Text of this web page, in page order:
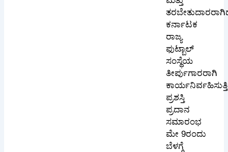
ಕರ್ನಾಟಕ
ರಾಜ್ಯ
ಫುಟ್ಬಾಲ್
ಸಂಸ್ಥೆಯ
ತೀರ್ಪುಗಾರರಾಗಿ
ಪ್ರಶಸ್ತಿ
ಪ್ರದಾನ
ಸಮಾರಂಭ
ಮೇ 9ರಂದು
ಬೆಳಗ್ಗೆ